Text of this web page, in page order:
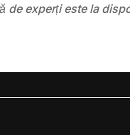
de experți este la